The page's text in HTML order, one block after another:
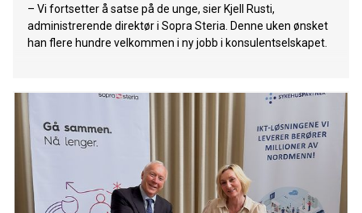
– Vi fortsetter å satse på de unge, sier Kjell Rusti,
administrerende direktør i Sopra Steria. Denne uken ønsket
han flere hundre velkommen i ny jobb i konsulentselskapet.